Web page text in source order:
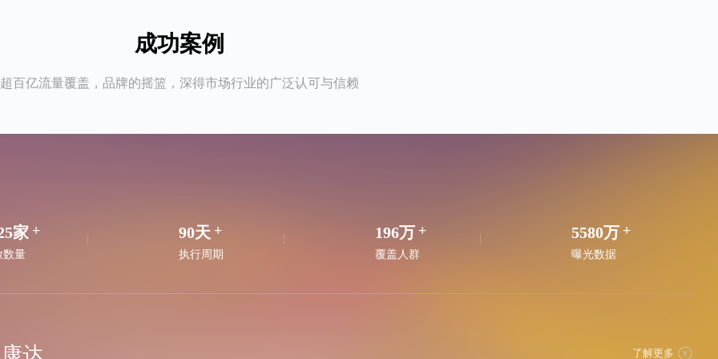
成功案例
超百亿流量覆盖，品牌的摇篮，深得市场行业的广泛认可与信赖
家
数量
90天
执行周期
196万
覆盖人群
5580万
曝光数据
了解更多